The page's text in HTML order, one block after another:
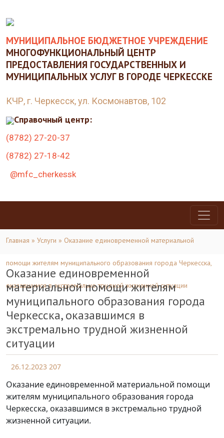
МУНИЦИПАЛЬНОЕ БЮДЖЕТНОЕ УЧРЕЖДЕНИЕ
МНОГОФУНКЦИОНАЛЬНЫЙ ЦЕНТР
ПРЕДОСТАВЛЕНИЯ ГОСУДАРСТВЕННЫХ И
МУНИЦИПАЛЬНЫХ УСЛУГ В ГОРОДЕ ЧЕРКЕССКЕ
КЧР, г. Черкесск, ул. Космонавтов, 102
Справочный центр:
(8782) 27-20-37
(8782) 27-18-42
@mfc_cherkessk
Главная » Услуги » Оказание единовременной материальной
помощи жителям муниципального образования города Черкесска,
оказавшимся в экстремально трудной жизненной ситуации
Оказание единовременной
материальной помощи жителям
муниципального образования города
Черкесска, оказавшимся в
экстремально трудной жизненной
ситуации
26.12.2023 207
Оказание единовременной материальной помощи
жителям муниципального образования города
Черкесска, оказавшимся в экстремально трудной
жизненной ситуации.